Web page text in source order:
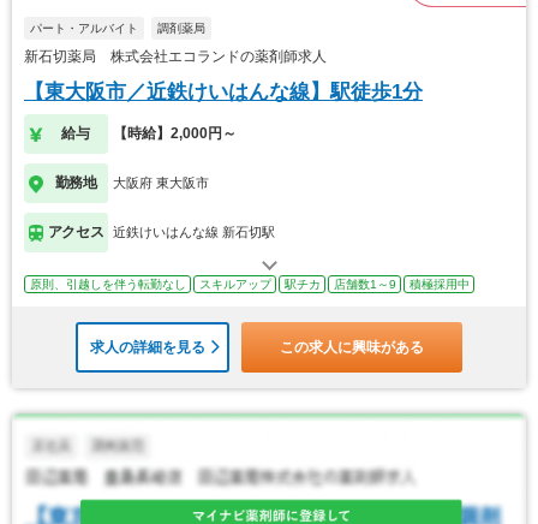
パート・アルバイト 調剤薬局
新石切薬局 株式会社エコランドの薬剤師求人
【東大阪市／近鉄けいはんな線】駅徒歩1分
給与 【時給】2,000円～
勤務地 大阪府 東大阪市
アクセス 近鉄けいはんな線 新石切駅
原則、引越しを伴う転勤なし スキルアップ 駅チカ 店舗数1～9 積極採用中
求人の詳細を見る この求人に興味がある